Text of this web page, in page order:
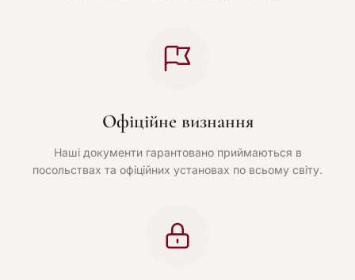
Офіційне визнання
Наші документи гарантовано приймаються в
посольствах та офіційних установах по всьому світу.